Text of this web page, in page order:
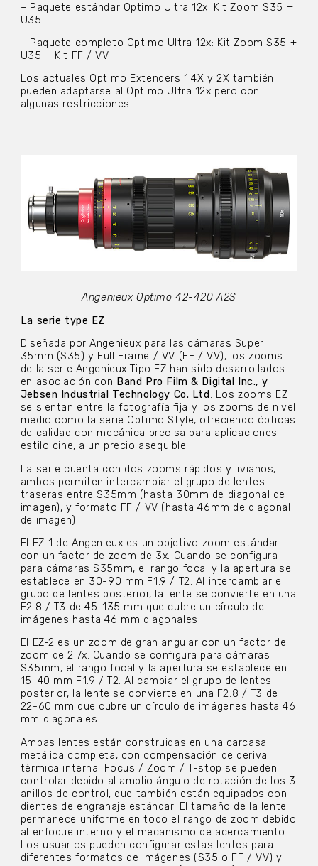
– Paquete estándar Optimo Ultra 12x: Kit Zoom S35 +
U35
– Paquete completo Optimo Ultra 12x: Kit Zoom S35 +
U35 + Kit FF / VV
Los actuales Optimo Extenders 1.4X y 2X también
pueden adaptarse al Optimo Ultra 12x pero con
algunas restricciones.
Angenieux Optimo 42-420 A2S
La serie type EZ
Diseñada por Angenieux para las cámaras Super
35mm (S35) y Full Frame / VV (FF / VV), los zooms
de la serie Angenieux Tipo EZ han sido desarrollados
en asociación con Band Pro Film & Digital Inc., y
Jebsen Industrial Technology Co. Ltd . Los zooms EZ
se sientan entre la fotografía fija y los zooms de nivel
medio como la serie Optimo Style, ofreciendo ópticas
de calidad con mecánica precisa para aplicaciones
estilo cine, a un precio asequible.
La serie cuenta con dos zooms rápidos y livianos,
ambos permiten intercambiar el grupo de lentes
traseras entre S35mm (hasta 30mm de diagonal de
imagen), y formato FF / VV (hasta 46mm de diagonal
de imagen).
El EZ-1 de Angenieux es un objetivo zoom estándar
con un factor de zoom de 3x. Cuando se configura
para cámaras S35mm, el rango focal y la apertura se
establece en 30-90 mm F1.9 / T2. Al intercambiar el
grupo de lentes posterior, la lente se convierte en una
F2.8 / T3 de 45-135 mm que cubre un círculo de
imágenes hasta 46 mm diagonales.
El EZ-2 es un zoom de gran angular con un factor de
zoom de 2.7x. Cuando se configura para cámaras
S35mm, el rango focal y la apertura se establece en
15-40 mm F1.9 / T2. Al cambiar el grupo de lentes
posterior, la lente se convierte en una F2.8 / T3 de
22-60 mm que cubre un círculo de imágenes hasta 46
mm diagonales.
Ambas lentes están construidas en una carcasa
metálica completa, con compensación de deriva
térmica interna. Focus / Zoom / T-stop se pueden
controlar debido al amplio ángulo de rotación de los 3
anillos de control, que también están equipados con
dientes de engranaje estándar. El tamaño de la lente
permanece uniforme en todo el rango de zoom debido
al enfoque interno y el mecanismo de acercamiento.
Los usuarios pueden configurar estas lentes para
diferentes formatos de imágenes (S35 o FF / VV) y